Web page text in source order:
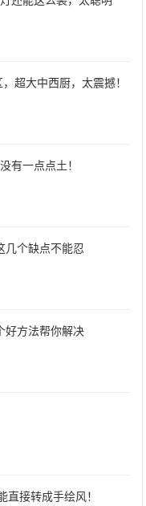
超大中西厨，太震撼！
有一点点土！
几个缺点不能忍
好方法帮你解决
直接转成手绘风！